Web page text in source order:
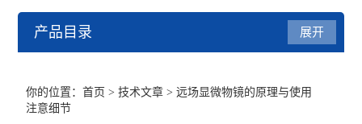
产品目录
光谱仪器
展开
你的位置：首页 >技术文章 > 远场显微物镜的原理与使用
注意细节